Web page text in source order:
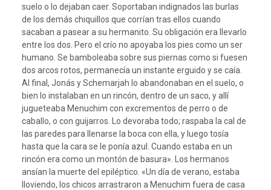
suelo o lo dejaban caer. Soportaban indignados las burlas
de los demás chiquillos que corrían tras ellos cuando
sacaban a pasear a su hermanito. Su obligación era llevarlo
entre los dos. Pero el crío no apoyaba los pies como un ser
humano. Se bamboleaba sobre sus piernas como si fuesen
dos arcos rotos, permanecía un instante erguido y se caía.
Al final, Jonás y Schemarjah lo abandonaban en el suelo, o
bien lo instalaban en un rincón, dentro de un saco, y allí
jugueteaba Menuchim con excrementos de perro o de
caballo, o con guijarros. Lo devoraba todo; raspaba la cal de
las paredes para llenarse la boca con ella, y luego tosía
hasta que la cara se le ponía azul. Cuando estaba en un
rincón era como un montón de basura». Los hermanos
ansían la muerte del epiléptico. «Un día de verano, estaba
lloviendo, los chicos arrastraron a Menuchim fuera de casa